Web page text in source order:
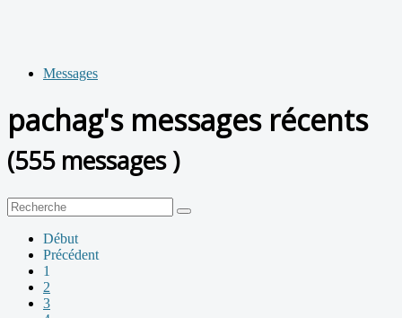
Messages
pachag's messages récents
(555 messages )
Début
Précédent
1
2
3